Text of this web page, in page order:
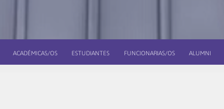
ACADÉMICAS/OS ESTUDIANTES FUNCIONARIAS/OS ALUMNI